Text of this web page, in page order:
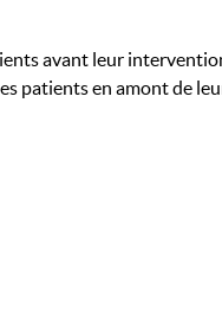
avant leur
patients en amont de